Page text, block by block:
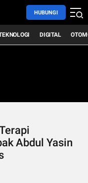
HUBUNGI
DIGITAL
Abdul Yasin